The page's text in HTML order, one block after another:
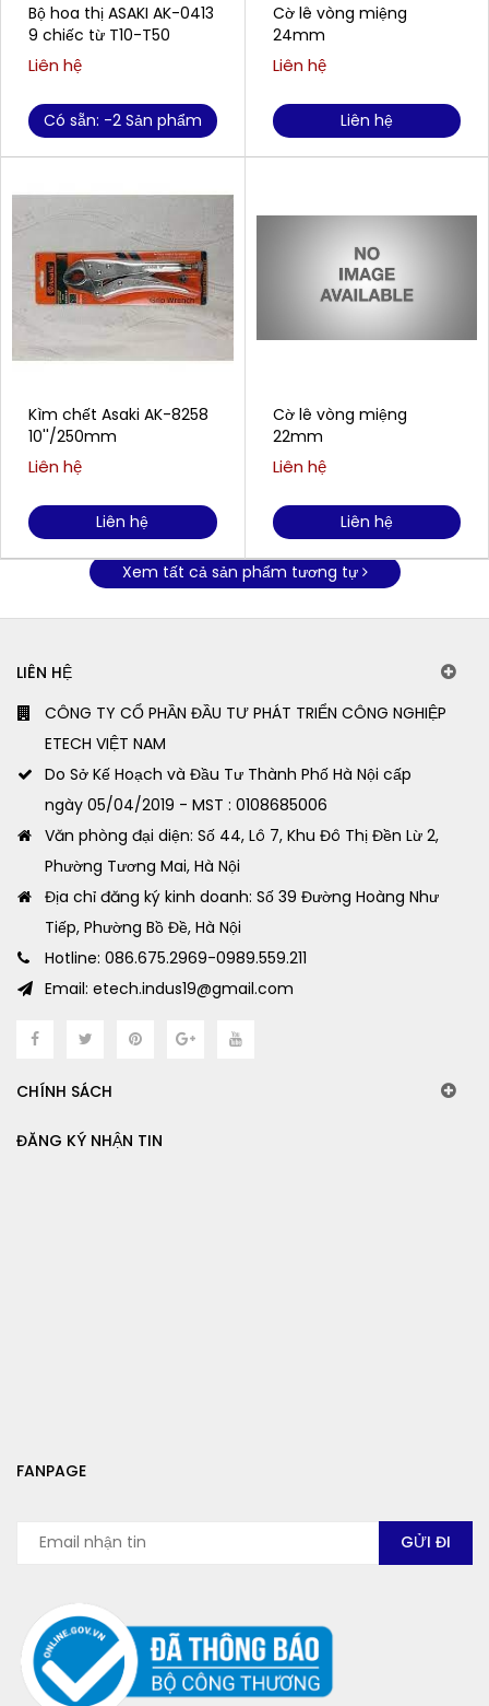
Bộ hoa thị ASAKI AK-0413
9 chiếc từ T10-T50
Liên hệ
Có sẵn: -2 Sản phẩm
Kìm chết Asaki AK-8258
10''/250mm
Liên hệ
Liên hệ
Cờ lê vòng miệng
24mm
Liên hệ
Liên hệ
Cờ lê vòng miệng
22mm
Liên hệ
Liên hệ
Xem tất cả sản phẩm tương tự
LIÊN HỆ
CÔNG TY CỔ PHẦN ĐẦU TƯ PHÁT TRIỂN CÔNG NGHIỆP
ETECH VIỆT NAM
Do Sở Kế Hoạch và Đầu Tư Thành Phố Hà Nội cấp
ngày 05/04/2019 - MST : 0108685006
Văn phòng đại diện: Số 44, Lô 7, Khu Đô Thị Đền Lừ 2,
Phường Tương Mai, Hà Nội
Địa chỉ đăng ký kinh doanh: Số 39 Đường Hoàng Như
Tiếp, Phường Bồ Đề, Hà Nội
Hotline: 086.675.2969-0989.559.211
Email: etech.indus19@gmail.com
CHÍNH SÁCH
ĐĂNG KÝ NHẬN TIN
FANPAGE